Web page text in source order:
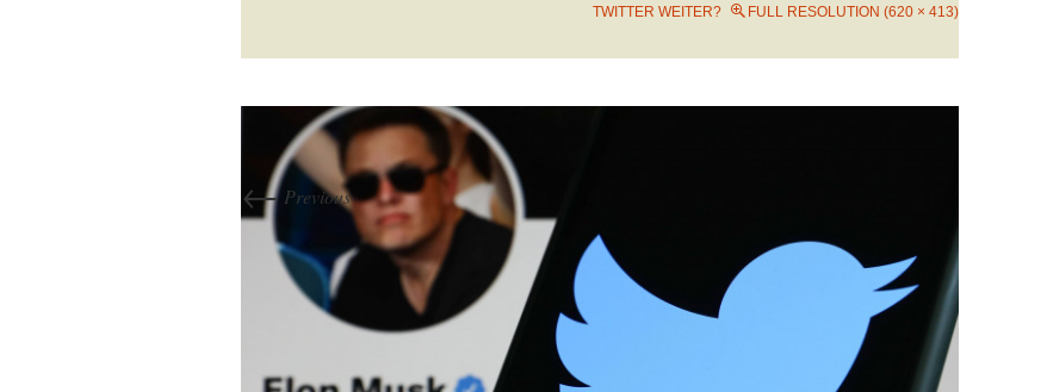
TWITTER WEITER?
FULL RESOLUTION (620 × 413)
←Previous